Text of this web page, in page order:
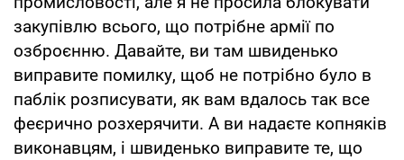
закупівлю всього, що потрібне армії по
озброєнню. Давайте, ви там швиденько
виправите помилку, щоб не потрібно було в
паблік розписувати, як вам вдалось так все
феєрично розхерячити. А ви надаєте копняків
виконавцям, і швиденько виправите те, що